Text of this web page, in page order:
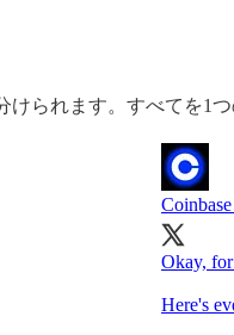
られます。すべてを1
Okay,
Here's